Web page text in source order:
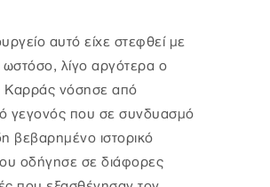
αυτό είχε στεφθεί με
ωστόσο, λίγο αργότερα ο
Καρράς νόσησε από
γεγονός που σε συνδυασμό
βεβαρημένο ιστορικό
οδήγησε σε διάφορες